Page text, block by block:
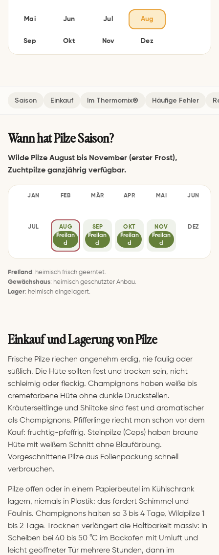
Mai Jun Jul Aug
Sep Okt Nov Dez
Saison Einkauf Im Thermomix® Häufige Fehler
Wann hat Pilze Saison?
Wilde Pilze August bis November (erster Frost),
Zuchtpilze ganzjährig verfügbar.
JAN
FEB
MÄR
APR
MAI
JUN
JUL
AUG
Freilan
d
SEP
Freilan
d
OKT
Freilan
d
NOV
Freilan
d
DEZ
Freiland : heimisch frisch geerntet.
Gewächshaus: heimisch geschützter Anbau.
Lager: heimisch eingelagert.
Einkauf und Lagerung von Pilze
Frische Pilze riechen angenehm erdig, nie faulig oder
süßlich. Die Hüte sollten fest und trocken sein, nicht
schleimig oder fleckig. Champignons haben weiße bis
cremefarbene Hüte ohne dunkle Druckstellen.
Kräuterseitlinge und Shiitake sind fest und aromatischer
als Champignons. Pfifferlinge riecht man schon vor dem
Kauf: fruchtig-pfeffrig. Steinpilze (Ceps) haben braune
Hüte mit weißem Schnitt ohne Blaufärbung.
Vorgeschnittene Pilze aus Folienpackung schnell
verbrauchen.
Pilze offen oder in einem Papierbeutel im Kühlschrank
lagern, niemals in Plastik: das fördert Schimmel und
Fäulnis. Champignons halten so 3 bis 4 Tage, Wildpilze 1
bis 2 Tage. Trocknen verlängert die Haltbarkeit massiv: in
Scheiben bei 40 bis 50 °C im Backofen mit Umluft und
leicht geöffneter Tür mehrere Stunden, dann im